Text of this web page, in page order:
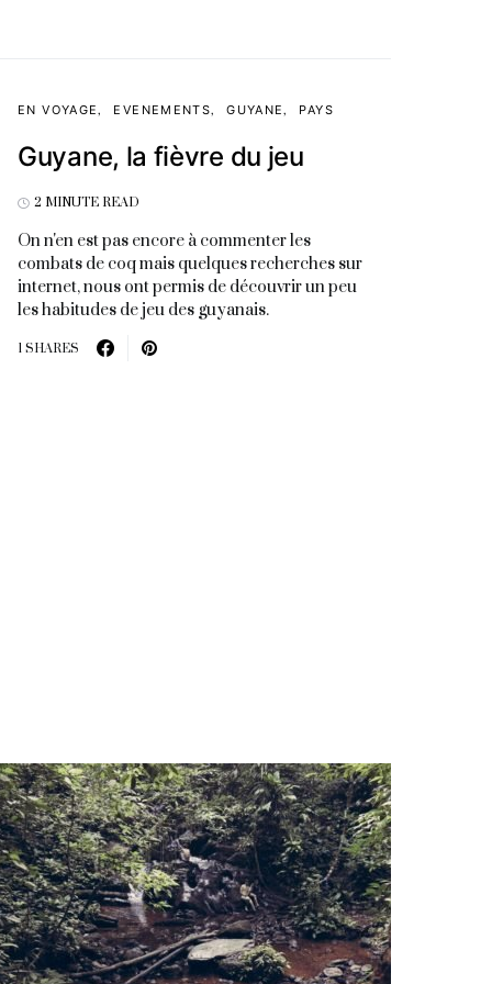
EN VOYAGE EVENEMENTS GUYANE PAYS
Guyane, la fièvre du jeu
2 MINUTE READ
On n'en est pas encore à commenter les
combats de coq mais quelques recherches sur
internet, nous ont permis de découvrir un peu
les habitudes de jeu des guyanais.
1 SHARES